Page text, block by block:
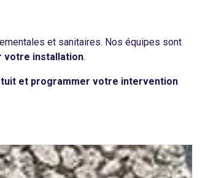
et sanitaires. Nos équipes sont
votre installation.
et programmer votre intervention